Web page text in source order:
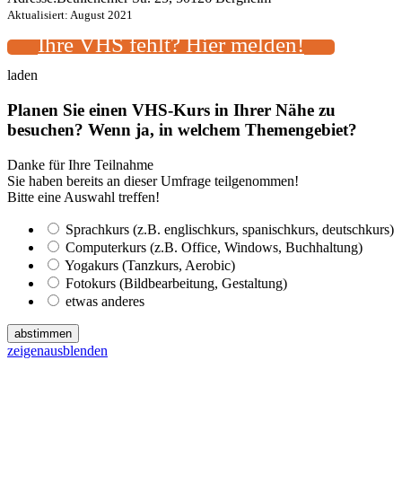
Aktualisiert: August 2021
Ihre VHS fehlt? Hier melden!
laden
Planen Sie einen VHS-Kurs in Ihrer Nähe zu
besuchen? Wenn ja, in welchem Themengebiet?
Danke für Ihre Teilnahme
Sie haben bereits an dieser Umfrage teilgenommen!
Bitte eine Auswahl treffen!
Sprachkurs (z.B. englischkurs, spanischkurs, deutschkurs)
Computerkurs (z.B. Office, Windows, Buchhaltung)
Yogakurs (Tanzkurs, Aerobic)
Fotokurs (Bildbearbeitung, Gestaltung)
etwas anderes
abstimmen
zeigenausblenden